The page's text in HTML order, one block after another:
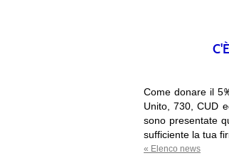
Come donare il
Unito, 730, CUD
sono presentate
sufficiente la tua
« Elenco news